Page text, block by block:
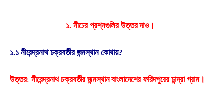
১. নীচের প্রশ্নগুলির উত্তর দাও।
১.১ নীরেন্দ্রনাথ চক্রবর্তীর জন্মস্থান কোথায়?
উত্তর: নীরেন্দ্রনাথ চক্রবর্তীর জন্মস্থান বাংলাদেশের ফরিদপুরের চান্দ্রা গ্রাম।